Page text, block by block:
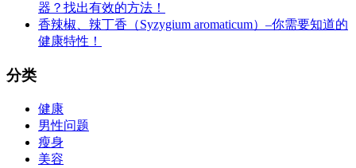
器？找出有效的方法！
香辣椒、辣丁香（Syzygium aromaticum）–你需要知道的
健康特性！
分类
健康
男性问题
瘦身
美容